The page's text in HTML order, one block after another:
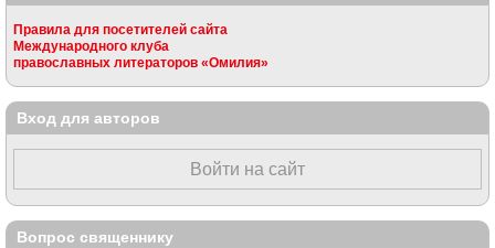
Правила для посетителей сайта
Международного клуба
православных литераторов «Омилия»
Вход для авторов
Войти на сайт
Вопрос священнику